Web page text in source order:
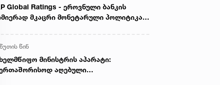
Global Ratings - ეროვნული ბანკის
მკაცრი მონეტარული პოლიტიკა
წინ
მინისტრის აპარატი:
აღებული